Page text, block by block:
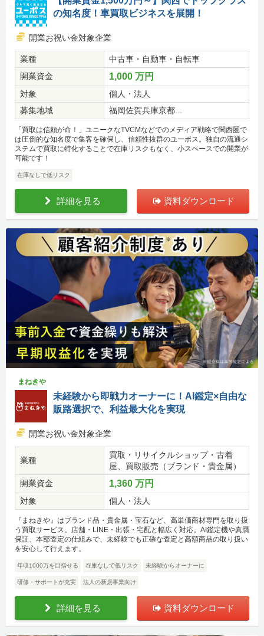
の知名度！車買取ビジネスを展開！
開業お祝い金対象企業
業種
中古車・自動車・自転車
開業資金
1,000 万円
対象
個人・法人
募集地域
福岡佐賀兵庫京都...
「買取は信頼が命！」ユニークなTVCMなどでのメディア戦略で関西圏で
は圧倒的な知名度で集客を確保し、信頼性抜群のユーポス。独自の流通シ
ステムで買取に特化することで在庫リスクもなく、小スペースでの開業が
可能です！
在庫なしで低リスク
詳細を見る 資料ダウンロード
まねきや
未経験から即戦力オーナーに！AI鑑定×自由な
販路選択で、利益最大化を実現
開業お祝い金対象企業
業種
買取・リサイクルショップ・古着
屋、買取販売（ブランド・貴金属）
開業資金
1,360 万円
対象 個人・法人
『まねきや』はブランド品・貴金属・宝石など、高単価商材専門を取り扱
う買取サービス。店舗・LINE・出張・宅配と幅広く対応。AI鑑定機や真贋
保証、本部査定の仕組みで、未経験でも正確な査定と高額商品の取り扱い
を安心して行えます。
年収1000万を目指せる 在庫なしで低リスク 未経験からオーナーに
研修・サポートが充実 法人の新規事業向け
詳細を見る 資料ダウンロード